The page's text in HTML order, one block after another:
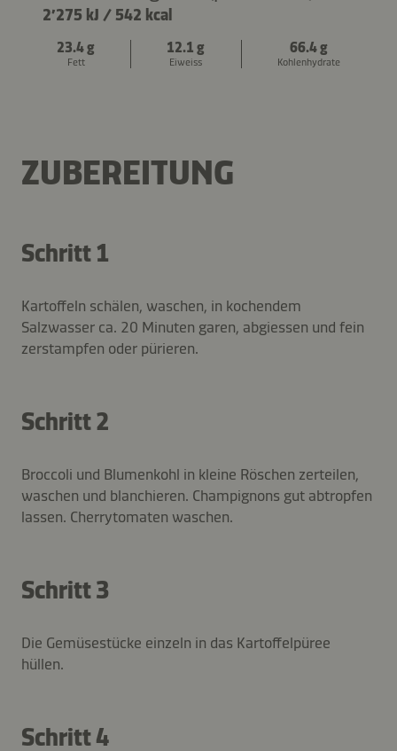
2’275 kJ / 542 kcal
23.4 g
Fett
12.1 g
Eiweiss
66.4 g
Kohlenhydrate
ZUBEREITUNG
Schritt 1
Kartoffeln schälen, waschen, in kochendem
Salzwasser ca. 20 Minuten garen, abgiessen und fein
zerstampfen oder pürieren.
Schritt 2
Broccoli und Blumenkohl in kleine Röschen zerteilen,
waschen und blanchieren. Champignons gut abtropfen
lassen. Cherrytomaten waschen.
Schritt 3
Die Gemüsestücke einzeln in das Kartoffelpüree
hüllen.
Schritt 4